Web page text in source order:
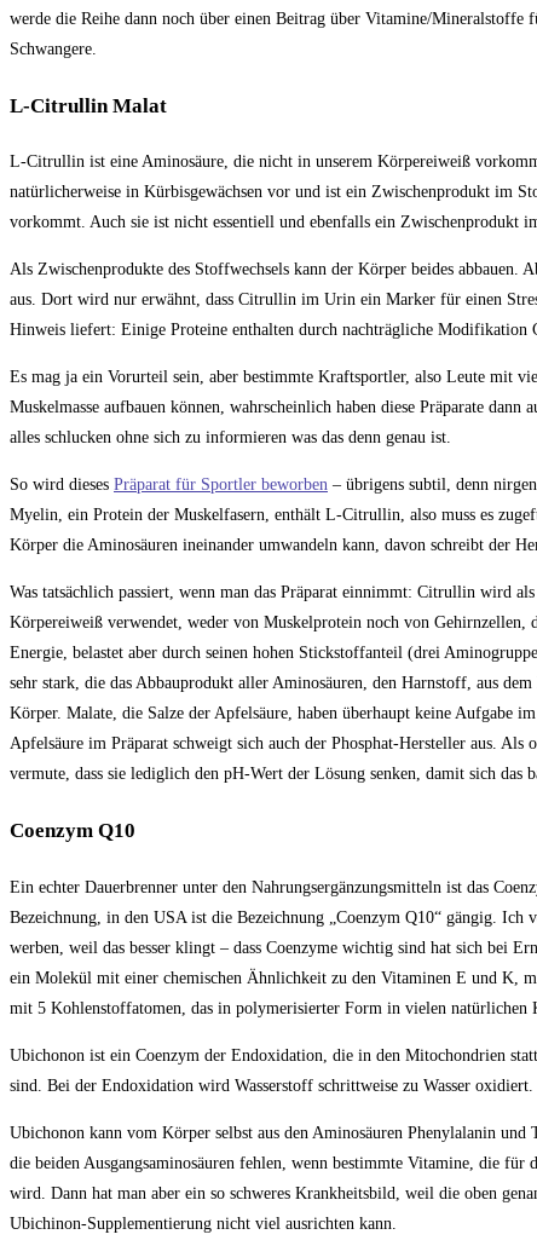
werde die Reihe dann noch über einen Beitrag über Vitamine/Mineralstoffe
Schwangere.
L-Citrullin Malat
L-Citrullin ist eine Aminosäure, die nicht in unserem Körpereiweiß
natürlicherweise in Kürbisgewächsen vor und ist ein Zwischenprodukt im
vorkommt. Auch sie ist nicht essentiell und ebenfalls ein Zwischenprodukt
Als Zwischenprodukte des Stoffwechsels kann der Körper beides abbauen.
aus. Dort wird nur erwähnt, dass Citrullin im Urin ein Marker für einen
Hinweis liefert: Einige Proteine enthalten durch nachträgliche Modifikation
Es mag ja ein Vorurteil sein, aber bestimmte Kraftsportler, also Leute mit
Muskelmasse aufbauen können, wahrscheinlich haben diese Präparate
alles schlucken ohne sich zu informieren was das denn genau ist.
So wird dieses Präparat für Sportler beworben – übrigens subtil, denn
Myelin, ein Protein der Muskelfasern, enthält L-Citrullin, also muss es
Körper die Aminosäuren ineinander umwandeln kann, davon schreibt der
Was tatsächlich passiert, wenn man das Präparat einnimmt: Citrullin wird
Körpereiweiß verwendet, weder von Muskelprotein noch von
Energie, belastet aber durch seinen hohen Stickstoffanteil (drei
sehr stark, die das Abbauprodukt aller Aminosäuren, den Harnstoff, aus
Körper. Malate, die Salze der Apfelsäure, haben überhaupt keine Aufgabe
Apfelsäure im Präparat schweigt sich auch der Phosphat-Hersteller aus.
vermute, dass sie lediglich den pH-Wert der Lösung senken, damit sich das
Coenzym Q10
Ein echter Dauerbrenner unter den Nahrungsergänzungsmitteln ist das
Bezeichnung, in den USA ist die Bezeichnung „Coenzym Q10“ gängig.
werben, weil das besser klingt – dass Coenzyme wichtig sind hat sich bei
ein Molekül mit einer chemischen Ähnlichkeit zu den Vitaminen E und K,
mit 5 Kohlenstoffatomen, das in polymerisierter Form in vielen natürlichen
Ubichonon ist ein Coenzym der Endoxidation, die in den Mitochondrien
sind. Bei der Endoxidation wird Wasserstoff schrittweise zu Wasser
Ubichonon kann vom Körper selbst aus den Aminosäuren Phenylalanin
die beiden Ausgangsaminosäuren fehlen, wenn bestimmte Vitamine, die
wird. Dann hat man aber ein so schweres Krankheitsbild, weil die oben
Ubichinon-Supplementierung nicht viel ausrichten kann.